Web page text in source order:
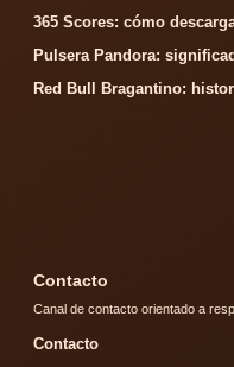
365 Scores: cómo
Pulsera Pandora:
Red Bull Bragantino:
Contacto
Canal de contacto orientado a
Contacto